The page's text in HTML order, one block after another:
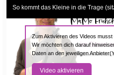
So kommt das Kleine in die Trage
Zum Aktivieren des Videos
Wir möchten dich darauf
Daten an den jeweiligen
Video aktivieren